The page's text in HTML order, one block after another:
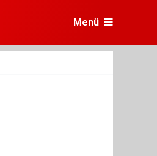
Menü